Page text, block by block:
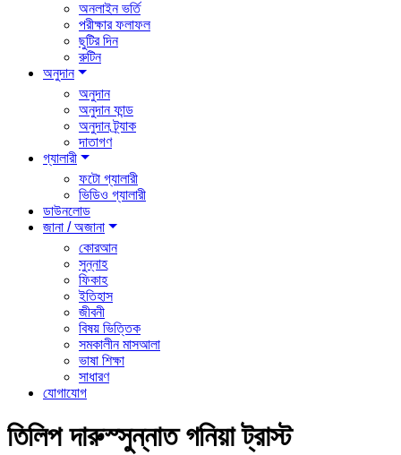
অনলাইন ভর্তি
পরীক্ষার ফলাফল
ছুটির দিন
রুটিন
অনুদান
অনুদান
অনুদান ফান্ড
অনুদান ট্র্যাক
দাতাগণ
গ্যালারী
ফটো গ্যালারী
ভিডিও গ্যালারী
ডাউনলোড
জানা / অজানা
কোরআন
সুন্নাহ
ফিকাহ
ইতিহাস
জীবনী
বিষয় ভিত্তিক
সমকালীন মাসআলা
ভাষা শিক্ষা
সাধারণ
যোগাযোগ
তিলিপ দারুস্সুন্নাত গনিয়া ট্রাস্ট